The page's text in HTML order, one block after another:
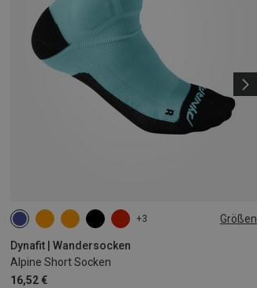
+3 Größen
Dynafit | Wandersocken
Alpine Short Socken
16,52 €
35|36|37|38 39|40|41|42